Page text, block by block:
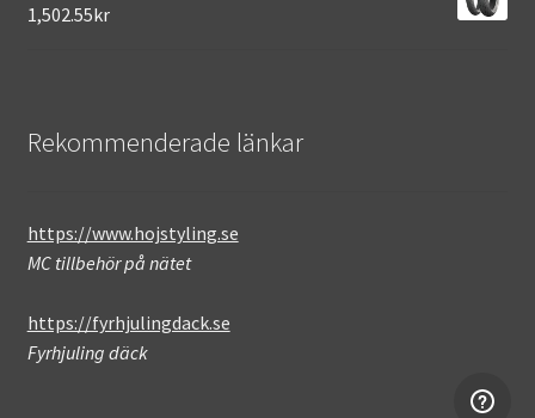
1,502.55kr
Rekommenderade länkar
https://www.hojstyling.se
MC tillbehör på nätet
https://fyrhjulingdack.se
Fyrhjuling däck